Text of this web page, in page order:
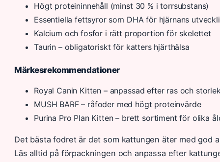
Högt proteininnehåll (minst 30 % i torrsubstans)
Essentiella fettsyror som DHA för hjärnans
Kalcium och fosfor i rätt proportion för skelettet
Taurin – obligatoriskt för katters hjärthälsa
Märkesrekommendationer
Royal Canin Kitten – anpassad efter ras och
MUSH BARF – råfoder med högt proteinvärde
Purina Pro Plan Kitten – brett sortiment för olika
Det bästa fodret är det som kattungen äter med god
Läs alltid på förpackningen och anpassa efter